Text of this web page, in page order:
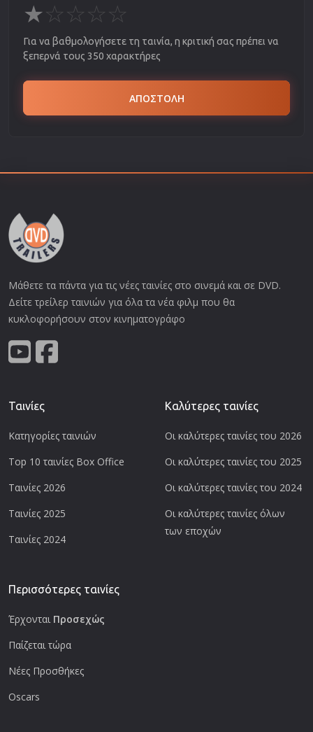
★☆☆☆☆
Για να βαθμολογήσετε τη ταινία, η κριτική σας πρέπει να
ξεπερνά τους 350 χαρακτήρες
ΑΠΟΣΤΟΛΗ
Μάθετε τα πάντα για τις νέες ταινίες στο σινεμά και σε DVD.
Δείτε τρείλερ ταινιών για όλα τα νέα φιλμ που θα
κυκλοφορήσουν στον κινηματογράφο
Ταινίες
Κατηγορίες ταινιών
Top 10 ταινίες Box Office
Ταινίες 2026
Ταινίες 2025
Ταινίες 2024
Καλύτερες ταινίες
Οι καλύτερες ταινίες του 2026
Οι καλύτερες ταινίες του 2025
Οι καλύτερες ταινίες του 2024
Οι καλύτερες ταινίες όλων
των εποχών
Περισσότερες ταινίες
Έρχονται Προσεχώς
Παίζεται τώρα
Νέες Προσθήκες
Oscars